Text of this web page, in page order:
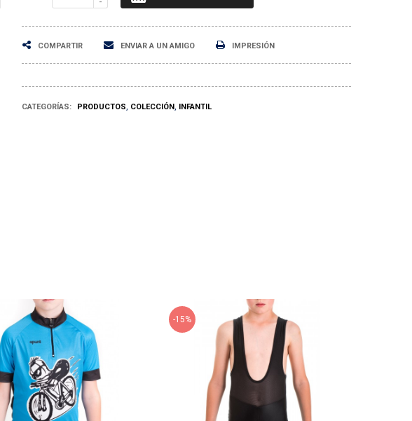
COMPARTIR ENVIAR A UN AMIGO IMPRESIÓN
CATEGORÍAS: PRODUCTOS COLECCIÓN INFANTIL
-15%